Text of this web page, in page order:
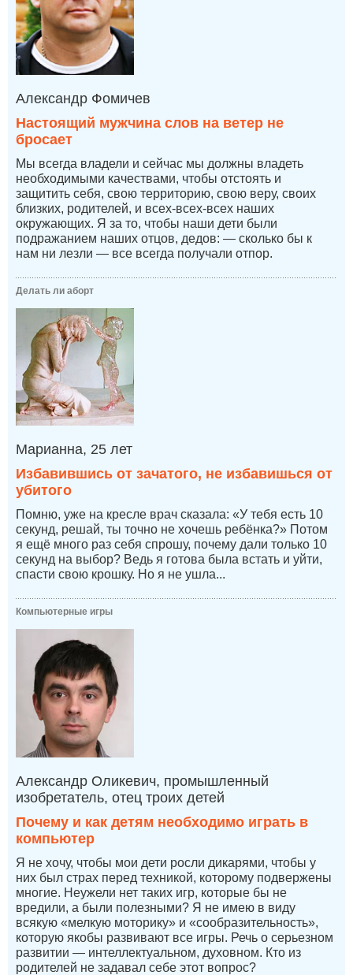
Александр Фомичев
Настоящий мужчина слов на ветер не
бросает
Мы всегда владели и сейчас мы должны владеть
необходимыми качествами, чтобы отстоять и
защитить себя, свою территорию, свою веру, своих
близких, родителей, и всех-всех-всех наших
окружающих. Я за то, чтобы наши дети были
подражанием наших отцов, дедов: — сколько бы к
нам ни лезли — все всегда получали отпор.
Делать ли аборт
Марианна, 25 лет
Избавившись от зачатого, не избавишься от
убитого
Помню, уже на кресле врач сказала: «У тебя есть 10
секунд, решай, ты точно не хочешь ребёнка?» Потом
я ещё много раз себя спрошу, почему дали только 10
секунд на выбор? Ведь я готова была встать и уйти,
спасти свою крошку. Но я не ушла...
Компьютерные игры
Александр Оликевич, промышленный
изобретатель, отец троих детей
Почему и как детям необходимо играть в
компьютер
Я не хочу, чтобы мои дети росли дикарями, чтобы у
них был страх перед техникой, которому подвержены
многие. Неужели нет таких игр, которые бы не
вредили, а были полезными? Я не имею в виду
всякую «мелкую моторику» и «сообразительность»,
которую якобы развивают все игры. Речь о серьезном
развитии — интеллектуальном, духовном. Кто из
родителей не задавал себе этот вопрос?